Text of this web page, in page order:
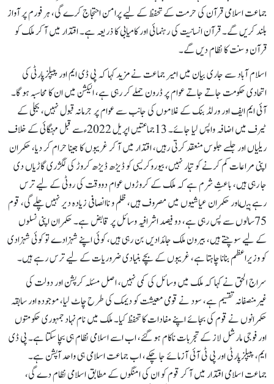
جماعت اسلامی قرآن کی حرمت کے تحفظ کے لیے پرامن احتجاج کرے گی، ہر فورم پر آواز
بلند کریں گے۔ قرآن انسانیت کی رہنمائی اور کامیابی کا ذریعہ ہے۔ اقتدار میں آ کر ملک کو
قرآن و سنت کا نظام دیں گے۔
اسلام آباد سے جاری بیان میں امیر جماعت نے مزید کہا کہ پی ڈی ایم اور پیپلزپارٹی کی
اتحادی حکومت جاتے جاتے عوام پر ڈرون حملے کر رہی ہے، الیکشن میں ان کا محاسبہ ہو گا۔
آئی ایم ایف اور ورلڈ بنک کے غلاموں کی جانب سے عوام پر جرمانہ قبول نہیں، بجلی کے
ٹیرف میں اضافہ واپس لیا جائے۔ 13جماعتیں اپریل 2022ءسے قبل مہنگائی کے خلاف
ریلیاں اور جلسے جلوس منعقد کرتی رہیں، اقتدار میں آ کر غریبوں کا جینا حرام کر دیا، حکمران
اپنی مراعات کم کرنے کو تیار نہیں، بیوروکریسی کو ڈیڑھ ڈیڑھ کروڑ کی لگژری گاڑیاں دی
جا رہی ہیں، باعثِ شرم ہے کہ ملک کے کروڑوں عوام دووقت کی روٹی کے لیے ترس
رہے ہیںاور حکمران عیاشیوں میں مصروف ہیں، ظلم و ناانصافی زیادہ دیر نہیں چلے گی، قوم
75سالوں سے پس رہی ہے، دو فیصد اشرافیہ وسائل پر قابض ہے۔ حکمران اپنی نسلوں
کے لیے سوچتے ہیں، بیرون ملک جائدادیں بن رہی ہیں، کوئی اپنے شہزادے تو کوئی شہزادی
کو وزیراعظم بنانا چاہتا ہے، غریبوں کے بچے بنیادی ضروریات کے لیے ترس رہے ہیں۔
سراج الحق نے کہا کہ ملک میں وسائل کی کمی نہیں، اصل مسئلہ کرپشن اور دولت کی
غیرمنصفانہ تقسیم ہے، سود نے قومی معیشت کو دیمک کی طرح چاٹ لیا، موجودہ اور سابقہ
حکمرانوں نے قوم کی بجائے اپنے مفادات کا تحفظ کیا۔ ملک میں نام نہاد جمہوری حکومتوں
اور فوجی مارشل لاز کے تجربات ناکام ہو گئے، اب اسے اسلامی نظام ہی بچا سکتا ہے۔ پی ڈی
ایم، پیپلزپارٹی اور پی ٹی آئی آزمائے جا چکے، اب جماعت اسلامی ہی واحد آپشن ہے۔
جماعت اسلامی اقتدار میں آ کر قوم کو ان کی امنگوں کے مطابق اسلامی نظام دے گی،